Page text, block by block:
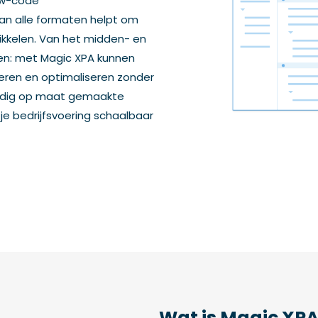
alle formaten helpt om
Van het midden- en
met Magic XPA kunnen
en optimaliseren zonder
op maat gemaakte
bedrijfsvoering schaalbaar